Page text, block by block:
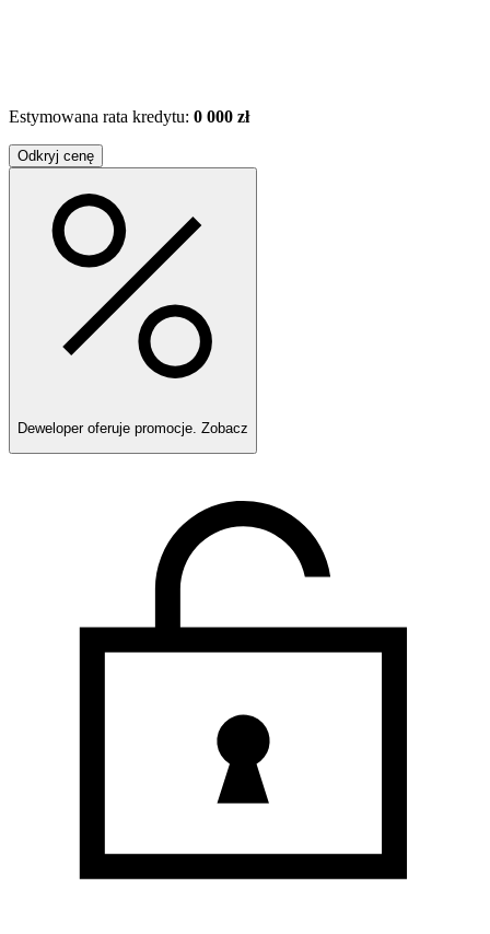
Estymowana rata kredytu: 0 000 zł
Odkryj cenę
Deweloper oferuje promocje. Zobacz